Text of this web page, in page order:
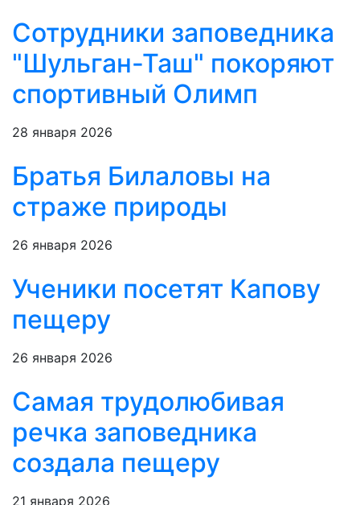
Сотрудники заповедника
"Шульган-Таш" покоряют
спортивный Олимп
28 января 2026
Братья Билаловы на
страже природы
26 января 2026
Ученики посетят Капову
пещеру
26 января 2026
Самая трудолюбивая
речка заповедника
создала пещеру
21 января 2026